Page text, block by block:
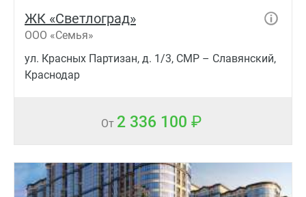
ЖК «Светлоград»
ООО «Семья»
ул. Красных Партизан, д. 1/3, СМР – Славянский,
Краснодар
От 2 336 100